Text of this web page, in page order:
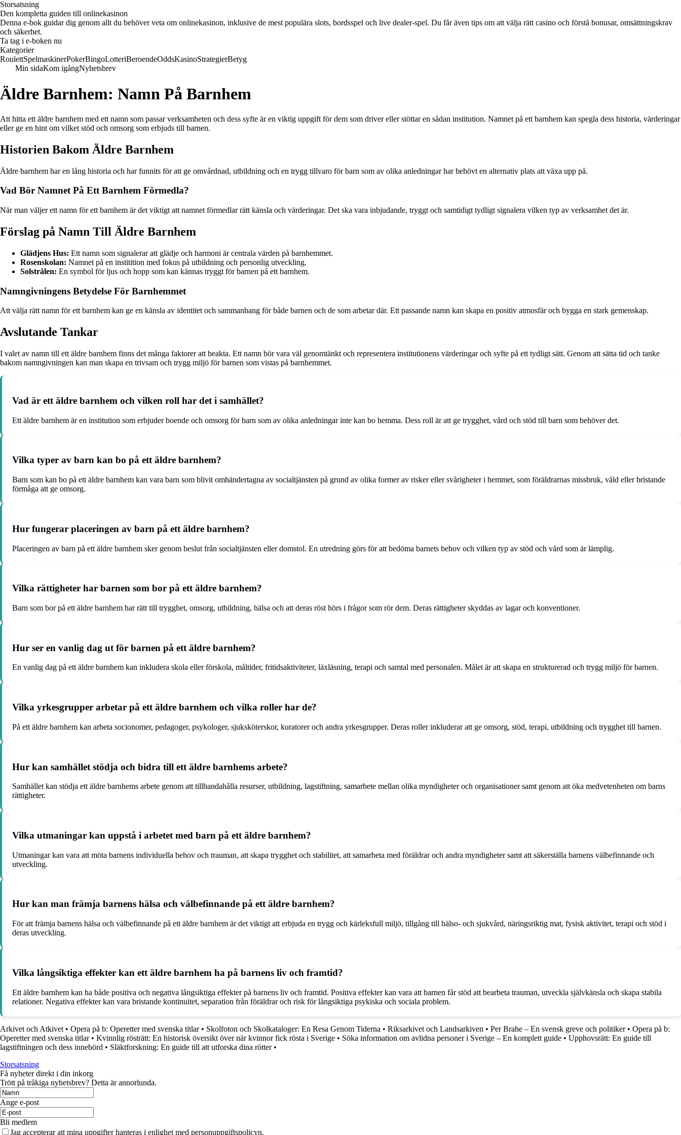
Storsatsning
Den kompletta guiden till onlinekasinon
Denna e-bok guidar dig genom allt du behöver veta om onlinekasinon, inklusive de mest populära slots, bordsspel och live dealer-spel. Du får även tips om att välja rätt casino och förstå bonusar, omsättningskrav
och säkerhet.
Ta tag i e-boken nu
Kategorier
RoulettSpelmaskinerPokerBingoLotteriBeroendeOddsKasinoStrategierBetyg
Min sidaKom igångNyhetsbrev
Äldre Barnhem: Namn På Barnhem
Att hitta ett äldre barnhem med ett namn som passar verksamheten och dess syfte är en viktig uppgift för dem som driver eller stöttar en sådan institution. Namnet på ett barnhem kan spegla dess historia, värderingar
eller ge en hint om vilket stöd och omsorg som erbjuds till barnen.
Historien Bakom Äldre Barnhem
Äldre barnhem har en lång historia och har funnits för att ge omvårdnad, utbildning och en trygg tillvaro för barn som av olika anledningar har behövt en alternativ plats att växa upp på.
Vad Bör Namnet På Ett Barnhem Förmedla?
När man väljer ett namn för ett barnhem är det viktigt att namnet förmedlar rätt känsla och värderingar. Det ska vara inbjudande, tryggt och samtidigt tydligt signalera vilken typ av verksamhet det är.
Förslag på Namn Till Äldre Barnhem
Glädjens Hus: Ett namn som signalerar att glädje och harmoni är centrala värden på barnhemmet.
Rosenskolan: Namnet på en institition med fokus på utbildning och personlig utveckling.
Solstrålen: En symbol för ljus och hopp som kan kännas tryggt för barnen på ett barnhem.
Namngivningens Betydelse För Barnhemmet
Att välja rätt namn för ett barnhem kan ge en känsla av identitet och sammanhang för både barnen och de som arbetar där. Ett passande namn kan skapa en positiv atmosfär och bygga en stark gemenskap.
Avslutande Tankar
I valet av namn till ett äldre barnhem finns det många faktorer att beakta. Ett namn bör vara väl genomtänkt och representera institutionens värderingar och syfte på ett tydligt sätt. Genom att sätta tid och tanke
bakom namngivningen kan man skapa en trivsam och trygg miljö för barnen som vistas på barnhemmet.
Vad är ett äldre barnhem och vilken roll har det i samhället?
Ett äldre barnhem är en institution som erbjuder boende och omsorg för barn som av olika anledningar inte kan bo hemma. Dess roll är att ge trygghet, vård och stöd till barn som behöver det.
Vilka typer av barn kan bo på ett äldre barnhem?
Barn som kan bo på ett äldre barnhem kan vara barn som blivit omhändertagna av socialtjänsten på grund av olika former av risker eller svårigheter i hemmet, som föräldrarnas missbruk, våld eller bristande
förmåga att ge omsorg.
Hur fungerar placeringen av barn på ett äldre barnhem?
Placeringen av barn på ett äldre barnhem sker genom beslut från socialtjänsten eller domstol. En utredning görs för att bedöma barnets behov och vilken typ av stöd och vård som är lämplig.
Vilka rättigheter har barnen som bor på ett äldre barnhem?
Barn som bor på ett äldre barnhem har rätt till trygghet, omsorg, utbildning, hälsa och att deras röst hörs i frågor som rör dem. Deras rättigheter skyddas av lagar och konventioner.
Hur ser en vanlig dag ut för barnen på ett äldre barnhem?
En vanlig dag på ett äldre barnhem kan inkludera skola eller förskola, måltider, fritidsaktiviteter, läxläsning, terapi och samtal med personalen. Målet är att skapa en strukturerad och trygg miljö för barnen.
Vilka yrkesgrupper arbetar på ett äldre barnhem och vilka roller har de?
På ett äldre barnhem kan arbeta socionomer, pedagoger, psykologer, sjuksköterskor, kuratorer och andra yrkesgrupper. Deras roller inkluderar att ge omsorg, stöd, terapi, utbildning och trygghet till barnen.
Hur kan samhället stödja och bidra till ett äldre barnhems arbete?
Samhället kan stödja ett äldre barnhems arbete genom att tillhandahålla resurser, utbildning, lagstiftning, samarbete mellan olika myndigheter och organisationer samt genom att öka medvetenheten om barns
rättigheter.
Vilka utmaningar kan uppstå i arbetet med barn på ett äldre barnhem?
Utmaningar kan vara att möta barnens individuella behov och trauman, att skapa trygghet och stabilitet, att samarbeta med föräldrar och andra myndigheter samt att säkerställa barnens välbefinnande och
utveckling.
Hur kan man främja barnens hälsa och välbefinnande på ett äldre barnhem?
För att främja barnens hälsa och välbefinnande på ett äldre barnhem är det viktigt att erbjuda en trygg och kärleksfull miljö, tillgång till hälso- och sjukvård, näringsriktig mat, fysisk aktivitet, terapi och stöd i
deras utveckling.
Vilka långsiktiga effekter kan ett äldre barnhem ha på barnens liv och framtid?
Ett äldre barnhem kan ha både positiva och negativa långsiktiga effekter på barnens liv och framtid. Positiva effekter kan vara att barnen får stöd att bearbeta trauman, utveckla självkänsla och skapa stabila
relationer. Negativa effekter kan vara bristande kontinuitet, separation från föräldrar och risk för långsiktiga psykiska och sociala problem.
Arkivet och Atkivet • Opera på b: Operetter med svenska titlar• Skolfoton och Skolkataloger: En Resa Genom Tiderna • Riksarkivet och Landsarkiven • Per Brahe – En svensk greve och politiker• Opera på b:
Operetter med svenska titlar• Kvinnlig rösträtt: En historisk översikt över när kvinnor fick rösta i Sverige • Söka information om avlidna personer i Sverige – En komplett guide • Upphovsrätt: En guide till
lagstiftningen och dess innebörd • Släktforskning: En guide till att utforska dina rötter•
Storsatsning
Få nyheter direkt i din inkorg
Trött på tråkiga nyhetsbrev? Detta är annorlunda.
Ange e-post
Bli medlem
Jag accepterar att mina uppgifter hanteras i enlighet med personuppgiftspolicyn.